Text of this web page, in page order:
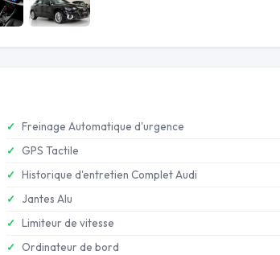
Freinage Automatique d'urgence
GPS Tactile
Historique d'entretien Complet Audi
Jantes Alu
Limiteur de vitesse
Ordinateur de bord